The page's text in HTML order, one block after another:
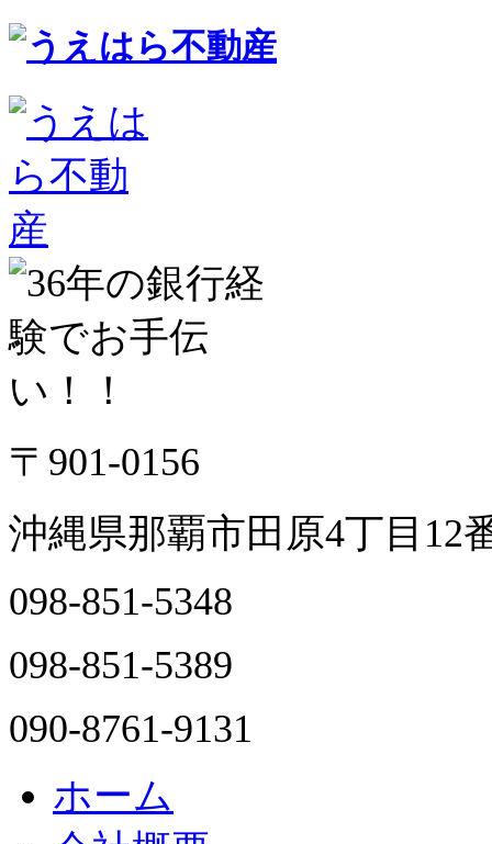
〒901-0156
沖縄県那覇市田原4丁目12
098-851-5348
098-851-5389
090-8761-9131
ホーム